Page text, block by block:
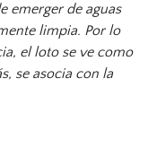
emerger de aguas
limpia. Por lo
el loto se ve como
se asocia con la